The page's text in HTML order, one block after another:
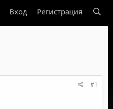
Вход Регистрация
#1